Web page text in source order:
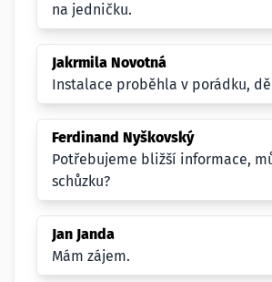
na jedničku.
Jakrmila Novotná
Instalace proběhla v porádku,
Ferdinand Nyškovský
Potřebujeme bližší informace,
schůzku?
Jan Janda
Mám zájem.